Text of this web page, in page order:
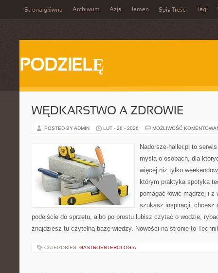
Strona główna Archiwum Azja Jemen Spis Treści Tagi
PODZIELĘ
WĘDKARSTWO A ZDROWIE
POSTED BY ADMIN LUT - 26 - 2026 MOŻLIWOŚĆ
Nadorsze-haller.pl to
myślą o osobach, dla
więcej niż tylko
którym praktyka spotyka
pomagać łowić mądrzej i
szukasz inspiracji, chcesz
podejście do sprzętu, albo po prostu lubisz czytać o wodzie,
znajdziesz tu czytelną bazę wiedzy. Nowości na stronie to
CATEGORIES: GASTROENTEROLOGIA